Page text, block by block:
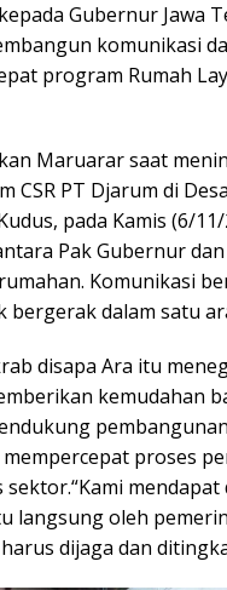
Gubernur Jawa
komunikasi
program Rumah
Maruarar saat
CSR PT Djarum di
pada Kamis (6/
Pak Gubernur
Komunikasi
bergerak dalam satu
disapa Ara itu
kemudahan
proses
langsung oleh
dijaga dan